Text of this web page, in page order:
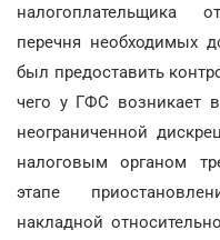
налогоплательщика
перечня необходимых
был предоставить
чего у ГФС возникает
неограниченной
налоговым органом
этапе
накладной